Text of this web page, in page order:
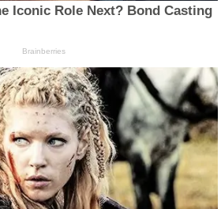
Iconic Role Next? Bond Casting
Brainberries